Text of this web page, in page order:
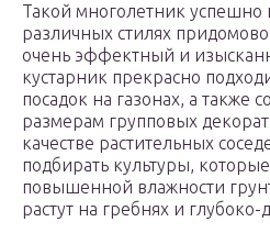
Такой многолетник успешно
различных стилях
очень эффектный и
кустарник прекрасно
посадок на газонах, а также
размерам групповых
качестве растительных
подбирать культуры,
повышенной влажности
растут на гребнях и